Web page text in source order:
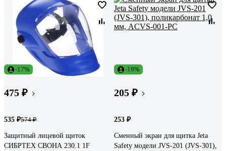
-17%
475 ₽
535 ₽574 ₽
Защитный лицевой щиток
СИБРТЕХ СВОНА 230.1 1F
-19%
205 ₽
253 ₽
Сменный экран для щитка Jeta
Safety модели JVS-201 (JVS-301),